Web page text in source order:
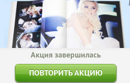
Акция завершилась
ПОВТОРИТЬ АКЦИЮ